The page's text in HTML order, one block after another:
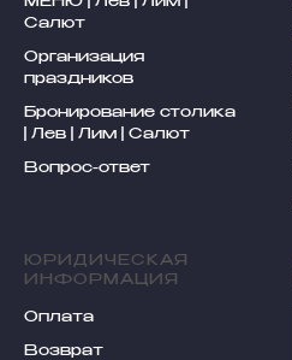
Салют
Организация
праздников
Бронирование столика
Лев Лим Салют
Вопрос-ответ
ЮРИДИЧЕСКАЯ
ИНФОРМАЦИЯ
Оплата
Возврат